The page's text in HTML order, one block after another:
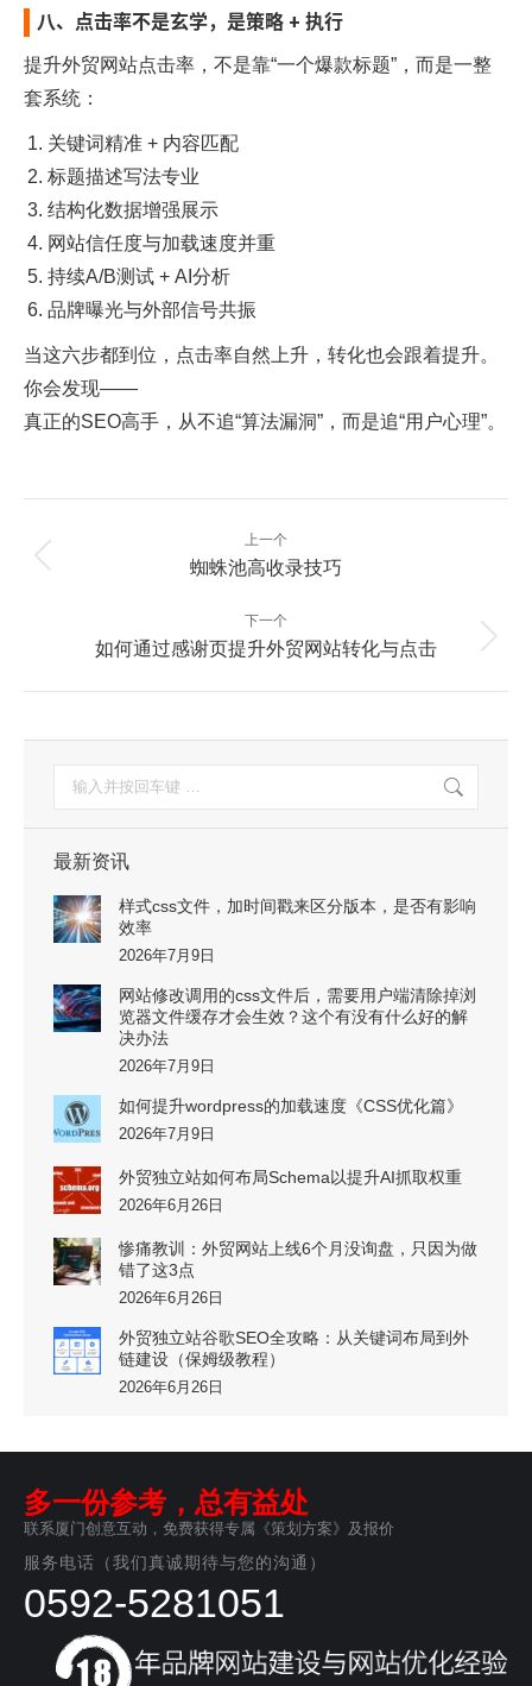
八、点击率不是玄学，是策略 + 执行
提升外贸网站点击率，不是靠“一个爆款标题”，而是一整
套系统：
关键词精准 + 内容匹配
标题描述写法专业
结构化数据增强展示
网站信任度与加载速度并重
持续A/B测试 + AI分析
品牌曝光与外部信号共振
当这六步都到位，点击率自然上升，转化也会跟着提升。
你会发现——
真正的SEO高手，从不追“算法漏洞”，而是追“用户心理”。
文
章
上一个
上
篇：
蜘蛛池高收录技巧
下一个
下
篇：
如何通过感谢页提升外贸网站转化与点击
索：
最新资讯
样式css文件，加时间戳来区分版本，是否有影响
效率
2026年7月9日
网站修改调用的css文件后，需要用户端清除掉浏
览器文件缓存才会生效？这个有没有什么好的解
决办法
2026年7月9日
如何提升wordpress的加载速度《CSS优化篇》
2026年7月9日
外贸独立站如何布局Schema以提升AI抓取权重
2026年6月26日
惨痛教训：外贸网站上线6个月没询盘，只因为做
错了这3点
2026年6月26日
外贸独立站谷歌SEO全攻略：从关键词布局到外
链建设（保姆级教程）
2026年6月26日
多一份参考，总有益处
联系厦门创意互动，免费获得专属《策划方案》及报价
服务电话（我们真诚期待与您的沟通）
0592-5281051